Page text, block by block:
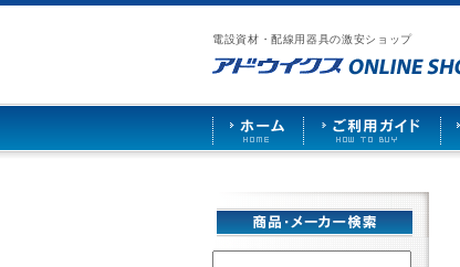
電設資材・配線用器具の激安ショップ
漏
カ
照
ア
ス
ご
ド
お
せ
仕